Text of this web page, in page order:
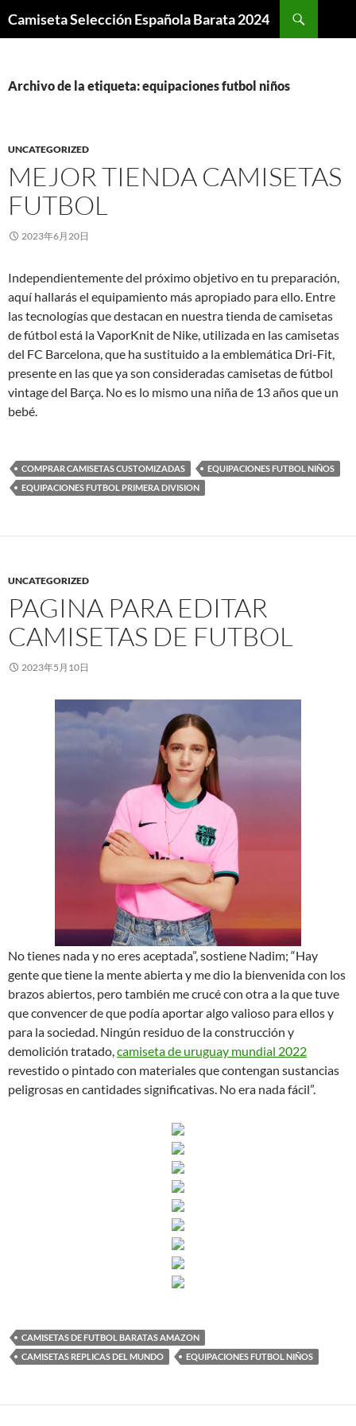
Camiseta Selección Española Barata 2024
Archivo de la etiqueta: equipaciones futbol niños
UNCATEGORIZED
MEJOR TIENDA CAMISETAS
FUTBOL
2023年6月20日
Independientemente del próximo objetivo en tu preparación,
aquí hallarás el equipamiento más apropiado para ello. Entre
las tecnologías que destacan en nuestra tienda de camisetas
de fútbol está la VaporKnit de Nike, utilizada en las camisetas
del FC Barcelona, que ha sustituido a la emblemática Dri-Fit,
presente en las que ya son consideradas camisetas de fútbol
vintage del Barça. No es lo mismo una niña de 13 años que un
bebé.
COMPRAR CAMISETAS CUSTOMIZADAS
EQUIPACIONES FUTBOL NIÑOS
EQUIPACIONES FUTBOL PRIMERA DIVISION
UNCATEGORIZED
PAGINA PARA EDITAR
CAMISETAS DE FUTBOL
2023年5月10日
No tienes nada y no eres aceptada”, sostiene Nadim; “Hay
gente que tiene la mente abierta y me dio la bienvenida con los
brazos abiertos, pero también me crucé con otra a la que tuve
que convencer de que podía aportar algo valioso para ellos y
para la sociedad. Ningún residuo de la construcción y
demolición tratado,camiseta de uruguay mundial 2022
revestido o pintado con materiales que contengan sustancias
peligrosas en cantidades significativas. No era nada fácil”.
CAMISETAS DE FUTBOL BARATAS AMAZON
CAMISETAS REPLICAS DEL MUNDO
EQUIPACIONES FUTBOL NIÑOS